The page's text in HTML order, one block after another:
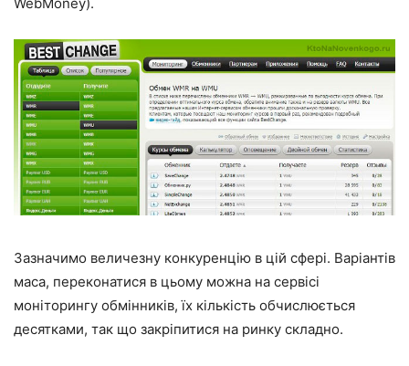
Зазначимо величезну конкуренцію в цій сфері. Варіантів
маса, переконатися в цьому можна на сервісі
моніторингу обмінників, їх кількість обчислюється
десятками, так що закріпитися на ринку складно.